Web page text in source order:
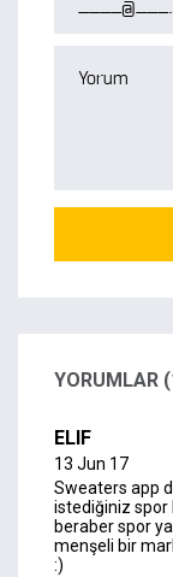
YORUMLAR
ELIF
13 Jun 17
Sweaters app
istediğiniz spor
beraber spor
menşeli bir
:)